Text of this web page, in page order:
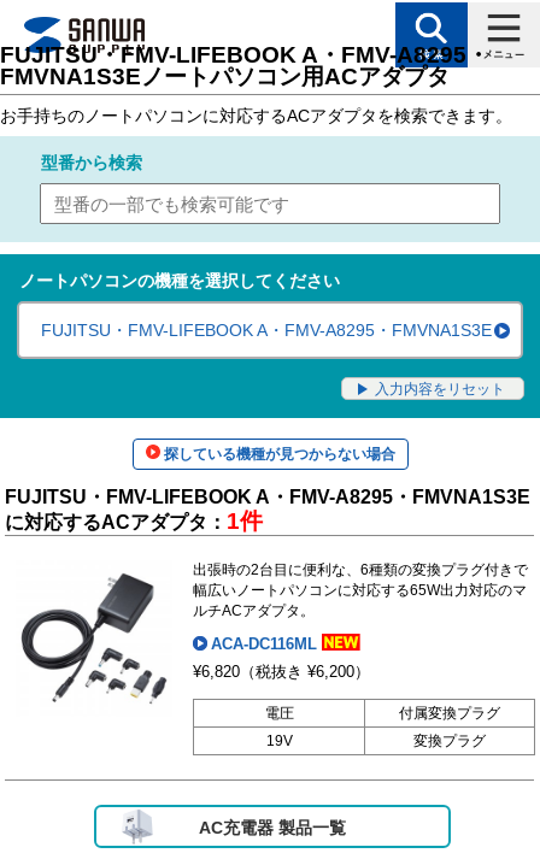
トップページ>サポート > ノートパソコン用
FUJITSU・FMV-LIFEBOOK A・FMV-A8295・
FMVNA1S3Eノートパソコン用ACアダプタ
お手持ちのノートパソコンに対応するACアダプタを検索できます。
型番から検索
ノートパソコンの機種を選択してください
FUJITSU・FMV-LIFEBOOK A・FMV-A8295・FMVNA1S3E
入力内容をリセット
探している機種が見つからない場合
FUJITSU・FMV-LIFEBOOK A・FMV-A8295・FMVNA1S3E
に対応するACアダプタ： 1件
出張時の2台目に便利な、6種類の変換プラグ付きで
幅広いノートパソコンに対応する65W出力対応のマ
ルチACアダプタ。
ACA-DC116ML
¥6,820 （税抜き ¥6,200）
電圧
付属変換プラグ
19V
変換プラグ
AC充電器 製品一覧